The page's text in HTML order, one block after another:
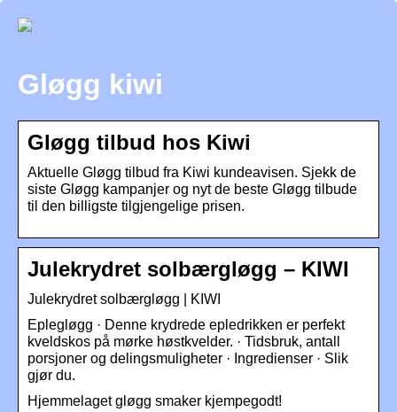
Gløgg kiwi
Gløgg tilbud hos Kiwi
Aktuelle Gløgg tilbud fra Kiwi kundeavisen. Sjekk de
siste Gløgg kampanjer og nyt de beste Gløgg tilbude
til den billigste tilgjengelige prisen.
Julekrydret solbærgløgg – KIWI
Julekrydret solbærgløgg | KIWI
Eplegløgg · Denne krydrede epledrikken er perfekt
kveldskos på mørke høstkvelder. · Tidsbruk, antall
porsjoner og delingsmuligheter · Ingredienser · Slik
gjør du.
Hjemmelaget gløgg smaker kjempegodt!